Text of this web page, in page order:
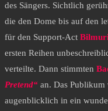
des Sängers. Sichtlich
die den Dome bis auf den
für den Support-Act
ersten Reihen
verteilte. Dann stimmten
Pretend“ an. Das Publikum
augenblicklich in ein